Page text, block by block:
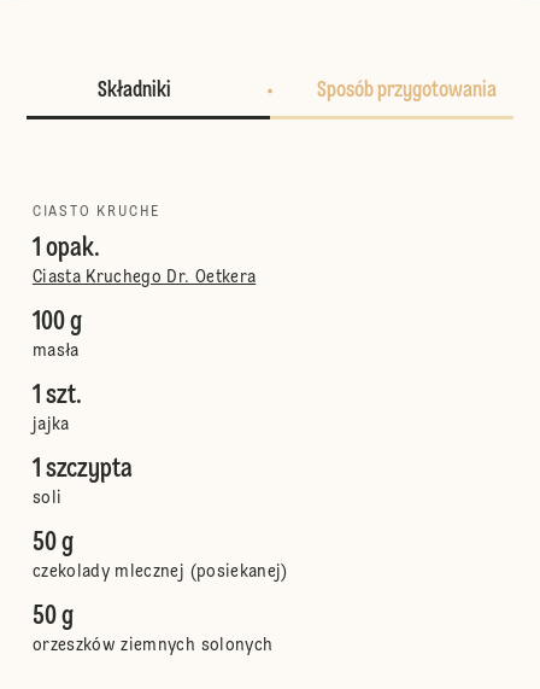
Składniki Sposób przygotowania
CIASTO KRUCHE
1 opak.
Ciasta Kruchego Dr. Oetkera
100 g
masła
1 szt.
jajka
1 szczypta
soli
50 g
czekolady mlecznej (posiekanej)
50 g
orzeszków ziemnych solonych